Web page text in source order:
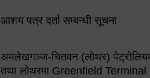
आशय पत्र दर्ता सम्बन्धी सूचना
अमलेखगञ्ज-चितवन (लोथर) पेट्रोलियम
तथा लोथरमा Greenfield Terminal